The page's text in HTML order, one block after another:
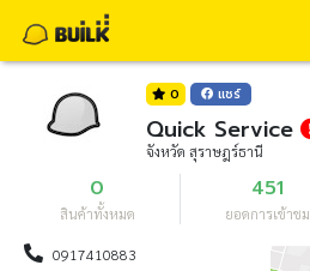
0 แชร์
Quick Service
จังหวัด สุราษฎร์ธานี
0
สินค้าทั้งหมด
451
ยอดการเข้าชม
0917410883